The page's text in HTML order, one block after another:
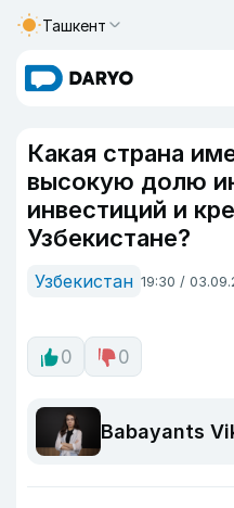
Ташкент
Какая страна
высокую долю
инвестиций и
Узбекистане?
Узбекистан 19:30 /
0 0
Babayants